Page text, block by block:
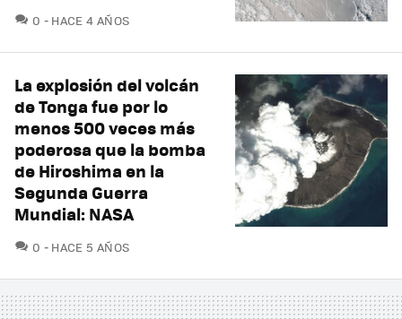
0 COMENTARIOS
HACE 4 AÑOS
La explosión del volcán
de Tonga fue por lo
menos 500 veces más
poderosa que la bomba
de Hiroshima en la
Segunda Guerra
Mundial: NASA
0 COMENTARIOS
HACE 5 AÑOS